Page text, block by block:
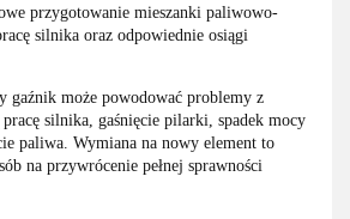
przygotowanie mieszanki paliwowo-
silnika oraz odpowiednie osiągi
gaźnik może powodować problemy z
silnika, gaśnięcie pilarki, spadek mocy
paliwa. Wymiana na nowy element to
na przywrócenie pełnej sprawności